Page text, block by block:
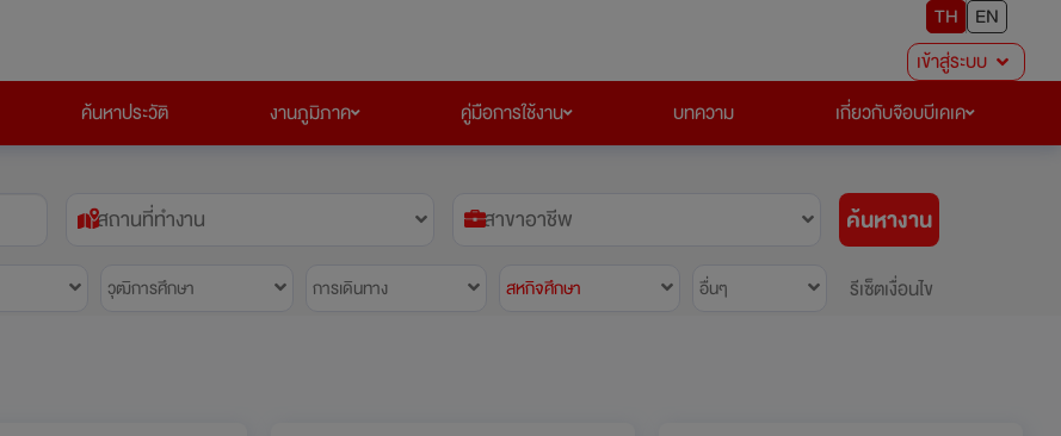
TH
EN
เข้าสู่ระบบ
ค้นหาประวัติ งานภูมิภาค คู่มือการใช้งาน บทความ เกี่ยวกับจ๊อบบีเคเค
สถานที่ทำงาน
สาขาอาชีพ ค้นหางาน
วุฒิการศึกษา การเดินทาง สหกิจศึกษา อื่นๆ รีเซ็ตเงื่อนไข